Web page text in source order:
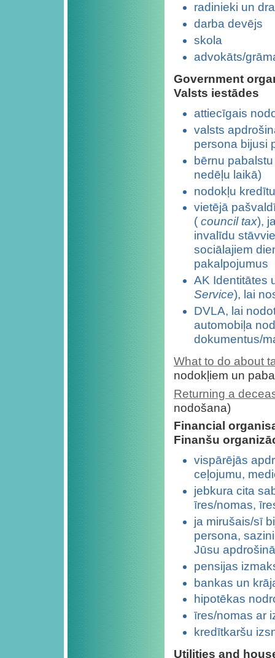
radinieki un
darba devējs
skola
advokāts/
Government
Valsts iestādes
attiecīgais
valsts
persona bijusi
bērnu
nedēļu laikā)
nodokļu
vietējā
( council tax),
invalīdu
sociālajiem
pakalpojumus
AK Identitātes
Service), lai
DVLA, lai
automobiļa
dokumentus/
What to do about
nodokļiem un
Returning a
nodošana)
Financial
Finanšu
vispārējās
ceļojumu,
jebkura cita
īres/nomas,
ja mirušais/sī
persona,
Jūsu
pensijas
bankas un
hipotēkas
īres/nomas ar
kredītkaršu
Utilities and